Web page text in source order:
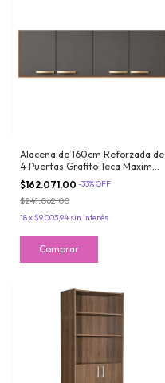
Alacena de 160cm Reforzada de
4 Puertas Grafito Teca Maximo
Acapulco
$162.071,00 -33%OFF
$241.062,00
18x $9.003,94 sin interés